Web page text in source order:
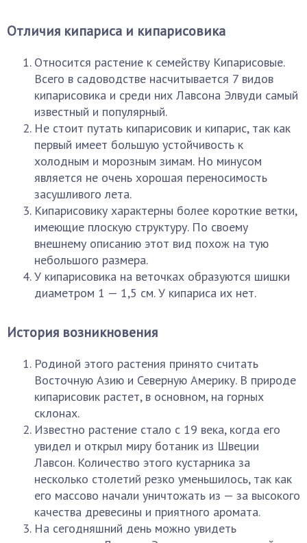
Отличия кипариса и кипарисовика
Относится растение к семейству Кипарисовые.
Всего в садоводстве насчитывается 7 видов
кипарисовика и среди них Лавсона Элвуди самый
известный и популярный.
Не стоит путать кипарисовик и кипарис, так как
первый имеет большую устойчивость к
холодным и морозным зимам. Но минусом
является не очень хорошая переносимость
засушливого лета.
Кипарисовику характерны более короткие ветки,
имеющие плоскую структуру. По своему
внешнему описанию этот вид похож на тую
небольшого размера.
У кипарисовика на веточках образуются шишки
диаметром 1 — 1,5 см. У кипариса их нет.
История возникновения
Родиной этого растения принято считать
Восточную Азию и Северную Америку. В природе
кипарисовик растет, в основном, на горных
склонах.
Известно растение стало с 19 века, когда его
увидел и открыл миру ботаник из Швеции
Лавсон. Количество этого кустарника за
несколько столетий резко уменьшилось, так как
его массово начали уничтожать из — за высокого
качества древесины и приятного аромата.
На сегодняшний день можно увидеть